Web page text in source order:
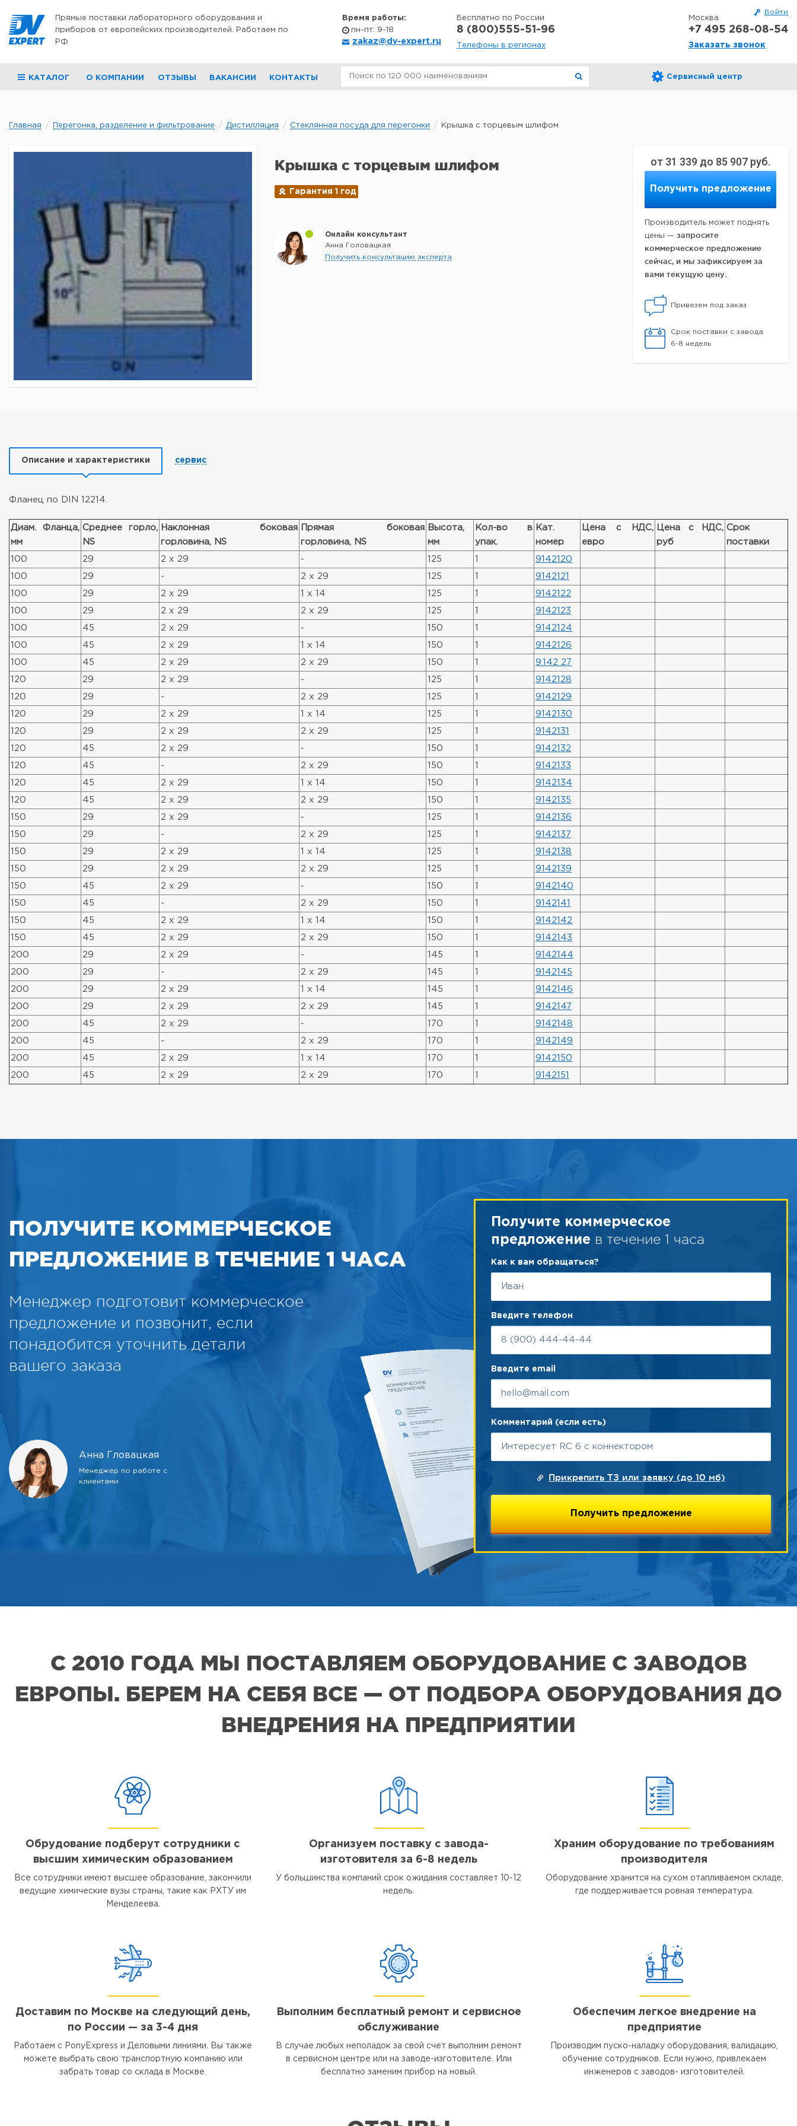
Войти
Прямые поставки лабораторного оборудования и
приборов от европейских производителей. Работаем по
РФ
Время работы:
пн-пт: 9-18
zakaz@dv-expert.ru
Бесплатно по России
8 (800)555-51-96
Телефоны в регионах
Москва
+7 495 268-08-54
Заказать звонок
КАТАЛОГ О КОМПАНИИ ОТЗЫВЫ ВАКАНСИИ КОНТАКТЫ Сервисный центр
Главная Перегонка, разделение и фильтрование Дистилляция Стеклянная посуда для перегонки Крышка с торцевым шлифом
от 31 339 до 85 907 руб.
Получить предложение
Производитель может поднять
цены — запросите
коммерческое предложение
сейчас, и мы зафиксируем за
вами текущую цену.
Привезем под заказ
Срок поставки с завода
6-8 недель
Крышка с торцевым шлифом
Гарантия 1 год
Онлайн консультант
Анна Головацкая
Получить консультацию эксперта
Описание и характеристики сервис
Фланец по DIN 12214.
Диам. Фланца,
мм
Среднее горло,
NS
Наклонная боковая
горловина, NS
Прямая боковая
горловина, NS
Высота,
мм
Кол-во в
упак.
Кат.
номер
Цена с НДС,
евро
Цена с НДС,
руб
Срок
поставки
100 29 2 x 29 - 125 9142120
100 29 - 2 x 29 125 9142121
100 29 2 x 29 1 x 14 125 9142122
100 29 2 x 29 2 x 29 125 9142123
100 45 2 x 29 - 150 9142124
100 45 2 x 29 1 x 14 150 9142126
100 45 2 x 29 2 x 29 150 9.142 27
120 29 2 x 29 - 125 9142128
120 29 - 2 x 29 125 9142129
120 29 2 x 29 1 x 14 125 9142130
120 29 2 x 29 2 x 29 125 9142131
120 45 2 x 29 - 150 9142132
120 45 - 2 x 29 150 9142133
120 45 2 x 29 1 x 14 150 9142134
120 45 2 x 29 2 x 29 150 9142135
150 29 2 x 29 - 125 9142136
150 29 - 2 x 29 125 9142137
150 29 2 x 29 1 x 14 125 9142138
150 29 2 x 29 2 x 29 125 9142139
150 45 2 x 29 - 150 9142140
150 45 - 2 x 29 150 9142141
150 45 2 x 29 1 x 14 150 9142142
150 45 2 x 29 2 x 29 150 9142143
200 29 2 x 29 - 145 9142144
200 29 - 2 x 29 145 9142145
200 29 2 x 29 1 x 14 145 9142146
200 29 2 x 29 2 x 29 145 9142147
200 45 2 x 29 - 170 9142148
200 45 - 2 x 29 170 9142149
200 45 2 x 29 1 x 14 170 9142150
200 45 2 x 29 2 x 29 170 9142151
ПОЛУЧИТЕ КОММЕРЧЕСКОЕ
ПРЕДЛОЖЕНИЕ В ТЕЧЕНИЕ 1 ЧАСА
Менеджер подготовит коммерческое
предложение и позвонит, если
понадобится уточнить детали
вашего заказа
Анна Гловацкая
Менеджер по работе с
клиентами
Получите коммерческое
предложение в течение 1 часа
Как к вам обращаться?
Введите телефон
Введите email
Комментарий (если есть)
Прикрепить ТЗ или заявку (до 10 мб)
С 2010 ГОДА МЫ ПОСТАВЛЯЕМ ОБОРУДОВАНИЕ С ЗАВОДОВ
ЕВРОПЫ. БЕРЕМ НА СЕБЯ ВСЕ — ОТ ПОДБОРА ОБОРУДОВАНИЯ ДО
ВНЕДРЕНИЯ НА ПРЕДПРИЯТИИ
Обрудование подберут сотрудники с
высшим химическим образованием
Все сотрудники имеют высшее образование, закончили
ведущие химические вузы страны, такие как РХТУ им
Менделеева.
Организуем поставку с завода-
изготовителя за 6-8 недель
У большинства компаний срок ожидания составляет 10-12
недель.
Храним оборудование по требованиям
производителя
Оборудование хранится на сухом отапливаемом складе,
где поддерживается ровная температура.
Доставим по Москве на следующий день,
по России — за 3-4 дня
Работаем с PonyExpress и Деловыми линиями. Вы также
можете выбрать свою транспортную компанию или
забрать товар со склада в Москве.
Выполним бесплатный ремонт и сервисное
обслуживание
В случае любых неполадок за свой счет выполним ремонт
в сервисном центре или на заводе-изготовителе. Или
бесплатно заменим прибор на новый.
Обеспечим легкое внедрение на
предприятие
Производим пуско-наладку оборудования, валидацию,
обучение сотрудников. Если нужно, привлекаем
инженеров с заводов- изготовителей.